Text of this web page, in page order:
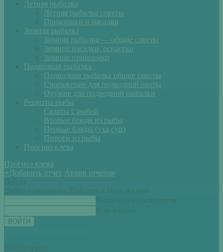
Летняя рыбалка
Летняя рыбалка советы
Прикормки и насадки
Зимняя рыбалка
Зимняя рыбалка — общие советы
Зимние насадки, оснастки
Зимние прикормки
Подводная рыбалка
Подводная рыбалка общие советы
Снаряжение для подводной охоты
Оружие для подводной рыбалки
Рецепты рыбы
Салаты с рыбой
Вторые блюда из рыбы
Первые блюда (уха,суп)
Пироги из рыбы
Прогноз клева
Прогноз клева
+ Добавить отчет Архив отчетов
Войти
Добро пожаловать! Войдите в Ваш аккаунт
Ваше имя пользователя
Ваш пароль
Войти через: